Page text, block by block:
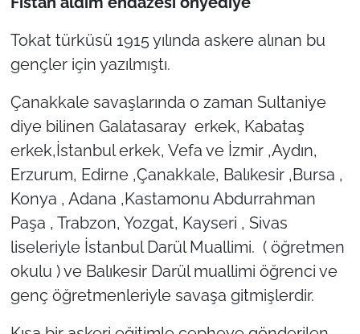
Tokat türküsü 1915 yılında askere alınan bu
gençler için yazılmıştı.
Çanakkale savaşlarında o zaman Sultaniye
diye bilinen Galatasaray erkek, Kabataş
erkek,İstanbul erkek, Vefa ve İzmir ,Aydın,
Erzurum, Edirne ,Çanakkale, Balıkesir ,Bursa ,
Konya , Adana ,Kastamonu Abdurrahman
Paşa , Trabzon, Yozgat, Kayseri , Sivas
liseleriyle İstanbul Darül Muallimi. ( öğretmen
okulu ) ve Balıkesir Darül muallimi öğrenci ve
genç öğretmenleriyle savaşa gitmişlerdir.